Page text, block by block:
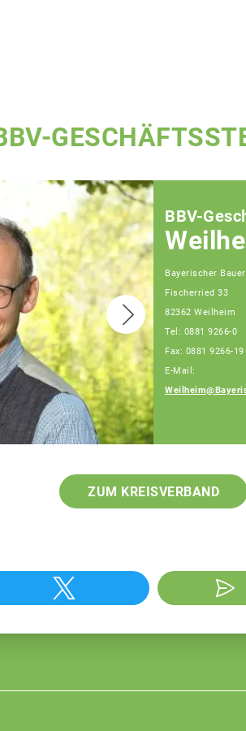
BBV-
Bayerischer
Fischerried 33
82362 Weilheim
Tel: 0881 9266-0
Fax: 0881 9266-19
E-Mail:
ZUM KREISVERBAND